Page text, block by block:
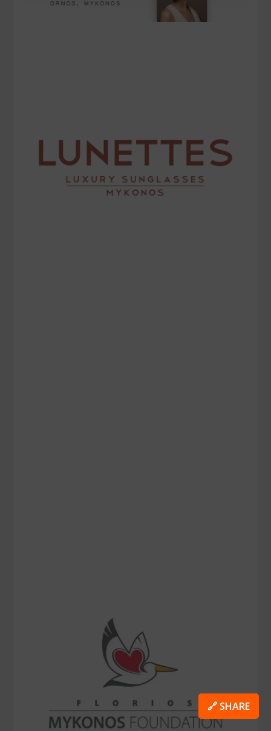
🔗 SHARE